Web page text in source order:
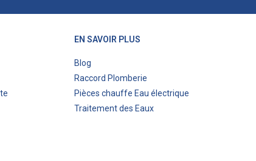
EN SAVOIR PLUS
Blog
Raccord Plomberie
Pièces chauffe Eau électrique
Traitement des Eaux